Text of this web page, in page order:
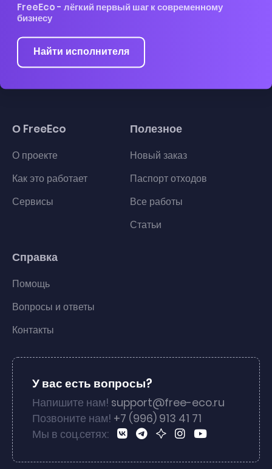
FreeEco - лёгкий первый шаг к современному
бизнесу
Найти исполнителя
О FreeEco
О проекте
Как это работает
Сервисы
Полезное
Новый заказ
Паспорт отходов
Все работы
Статьи
Справка
Помощь
Вопросы и ответы
Контакты
У вас есть вопросы?
Напишите нам! support@free-eco.ru
Позвоните нам! +7 (996) 913 41 71
Мы в соц.сетях: